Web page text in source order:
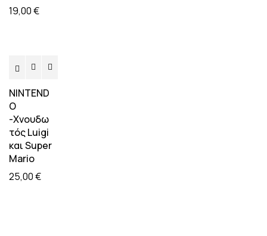
19,00€
NINTEND
O
-Χνουδω
τός Luigi
και Super
Mario
25,00€